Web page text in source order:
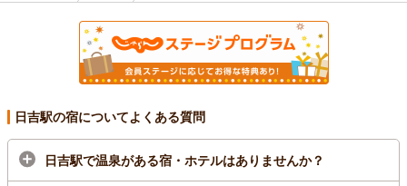
日吉駅の宿についてよくある質問
日吉駅で温泉がある宿・ホテルはありませんか？